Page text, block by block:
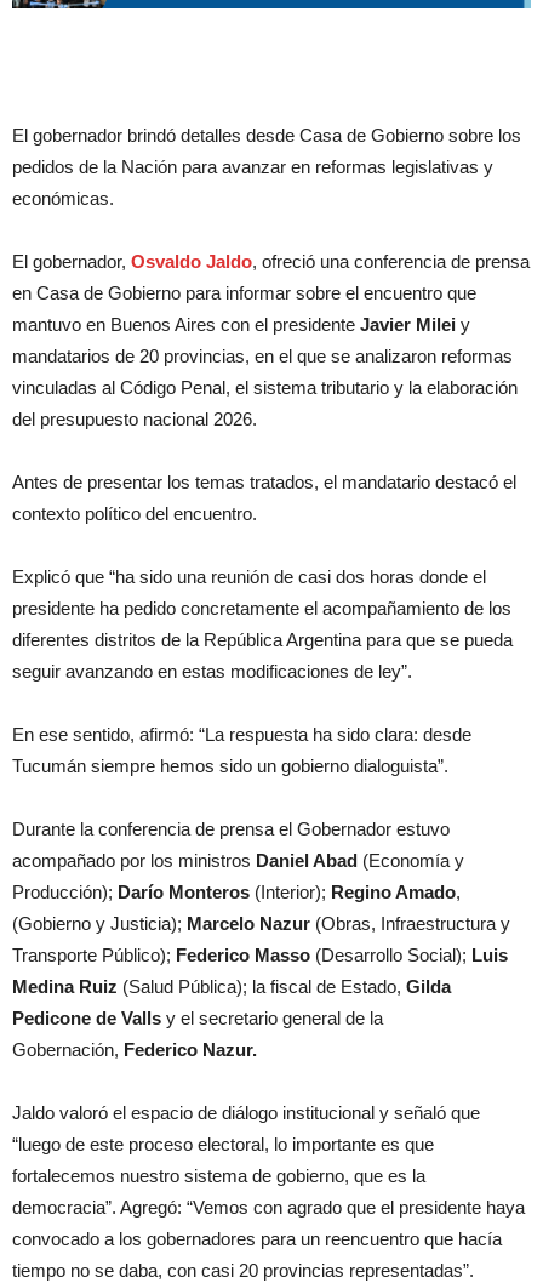
El gobernador brindó detalles desde Casa de Gobierno sobre los
pedidos de la Nación para avanzar en reformas legislativas y
económicas.
El gobernador, Osvaldo Jaldo, ofreció una conferencia de prensa
en Casa de Gobierno para informar sobre el encuentro que
mantuvo en Buenos Aires con el presidente Javier Milei y
mandatarios de 20 provincias, en el que se analizaron reformas
vinculadas al Código Penal, el sistema tributario y la elaboración
del presupuesto nacional 2026.
Antes de presentar los temas tratados, el mandatario destacó el
contexto político del encuentro.
Explicó que “ha sido una reunión de casi dos horas donde el
presidente ha pedido concretamente el acompañamiento de los
diferentes distritos de la República Argentina para que se pueda
seguir avanzando en estas modificaciones de ley”.
En ese sentido, afirmó: “La respuesta ha sido clara: desde
Tucumán siempre hemos sido un gobierno dialoguista”.
Durante la conferencia de prensa el Gobernador estuvo
acompañado por los ministros Daniel Abad (Economía y
Producción); Darío Monteros (Interior); Regino Amado,
(Gobierno y Justicia); Marcelo Nazur (Obras, Infraestructura y
Transporte Público); Federico Masso (Desarrollo Social); Luis
Medina Ruiz (Salud Pública); la fiscal de Estado, Gilda
Pedicone de Valls y el secretario general de la
Gobernación, Federico Nazur.
Jaldo valoró el espacio de diálogo institucional y señaló que
“luego de este proceso electoral, lo importante es que
fortalecemos nuestro sistema de gobierno, que es la
democracia”. Agregó: “Vemos con agrado que el presidente haya
convocado a los gobernadores para un reencuentro que hacía
tiempo no se daba, con casi 20 provincias representadas”.